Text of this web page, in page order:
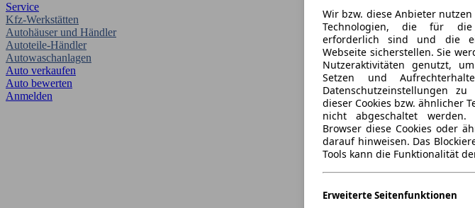
Service
Kfz-Werkstätten
Autohäuser und Händler
Autoteile-Händler
Autowaschanlagen
Auto verkaufen
Auto bewerten
Anmelden
Wir bzw. diese Anbieter
Technologien, die für die
erforderlich sind und die
Webseite sicherstellen. Sie
Nutzeraktivitäten genutzt,
Setzen und
Datenschutzeinstellungen
dieser Cookies bzw. ähnlicher
nicht abgeschaltet werden.
Browser diese Cookies oder
darauf hinweisen. Das
Tools kann die Funktionalität
Erweiterte Seitenfunktionen